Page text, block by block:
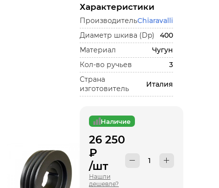
Характеристики
ПроизводительChiaravalli
Диаметр шкива (Dp)
400
Материал
Чугун
Кол-во ручьев
3
Страна
изготовитель
Италия
Наличие
26 250
₽
/шт
Нашли
дешевле?